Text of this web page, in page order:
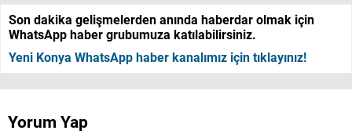
Son dakika gelişmelerden anında haberdar olmak için
WhatsApp haber grubumuza katılabilirsiniz.
Yeni Konya WhatsApp haber kanalımız için tıklayınız!
Yorum Yap